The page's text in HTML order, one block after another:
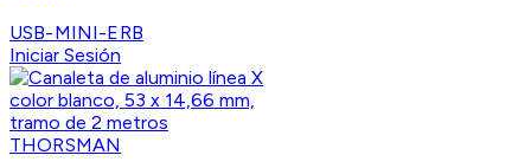
USB-MINI-ERB
Iniciar Sesión
THORSMAN